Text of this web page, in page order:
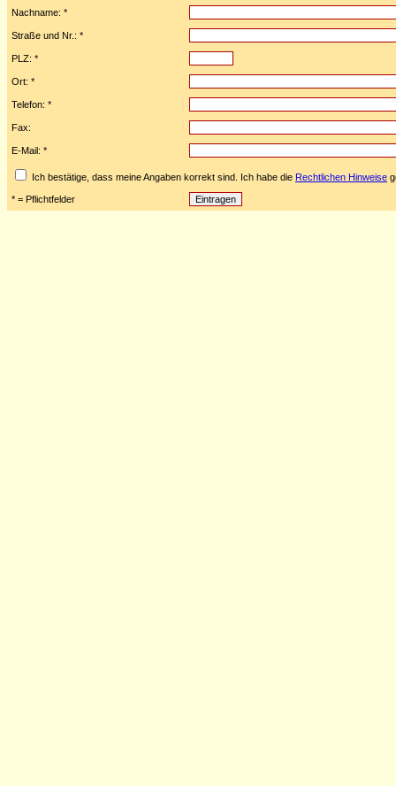
Nachname: *
Straße und Nr.: *
PLZ: *
Ort: *
Telefon: *
Fax:
E-Mail: *
Ich bestätige, dass meine Angaben korrekt sind. Ich habe die Rechtlichen Hinweise
* = Pflichtfelder